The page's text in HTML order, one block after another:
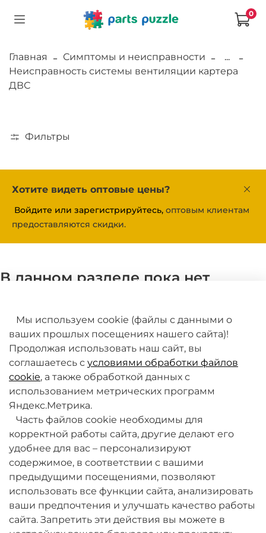
0
Главная Симптомы и неисправности
...
Неисправность системы вентиляции картера
ДВС
Фильтры
Хотите видеть оптовые цены?
Войдите или зарегистрируйтесь, оптовым клиентам
предоставляются скидки.
В данном разделе пока нет
О компании
+7 (495) 789-38-95
09:00 - 18:00 (будни, по МСК)
Мы используем cookie (файлы с данными о
ваших прошлых посещениях нашего сайта)!
Продолжая использовать наш сайт, вы
соглашаетесь с условиями обработки файлов
cookie, а также обработкой данных с
использованием метрических программ
Яндекс.Метрика.
Часть файлов cookie необходимы для
корректной работы сайта, другие делают его
удобнее для вас – персонализируют
содержимое, в соответствии с вашими
предыдущими посещениями, позволяют
использовать все функции сайта, анализировать
ваши предпочтения и улучшать качество работы
сайта. Запретить эти действия вы можете в